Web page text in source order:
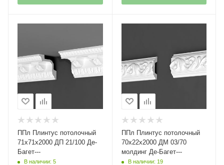
ППл Плинтус потолочный
71х71х2000 ДП 21/100 Де-
Багет---
В наличии: 5
ППл Плинтус потолочный
70х22х2000 ДМ 03/70
молдинг Де-Багет---
В наличии: 19